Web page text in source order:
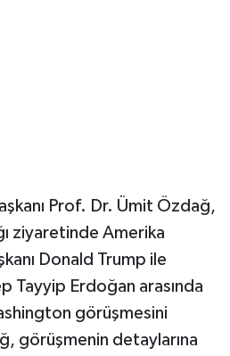
Prof. Dr. Ümit Özdağ,
ziyaretinde Amerika
Donald Trump ile
Tayyip Erdoğan arasında
görüşmesini
görüşmenin detaylarına